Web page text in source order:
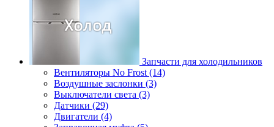
Запчасти для холодильников
Вентиляторы No Frost (14)
Воздушные заслонки (3)
Выключатели света (3)
Датчики (29)
Двигатели (4)